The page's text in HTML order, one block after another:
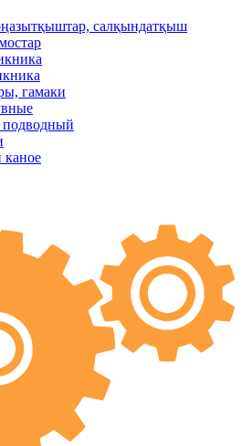
салқындатқыш
гамаки
каное